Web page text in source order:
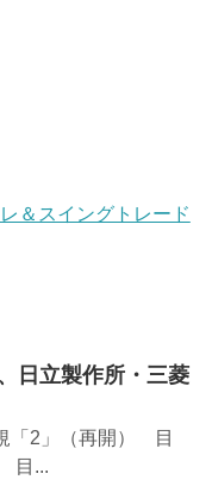
＆スイングトレード
日立製作所・三菱
「2」（再開） 目
目...